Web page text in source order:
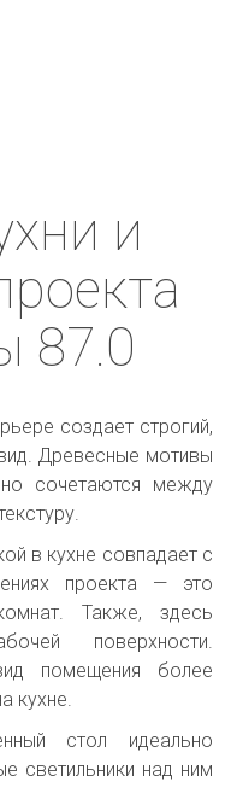
и
87.0
создает строгий,
Древесные мотивы
сочетаются между
в кухне совпадает с
проекта — это
Также, здесь
поверхности.
помещения более
кухне.
стол идеально
светильники над ним